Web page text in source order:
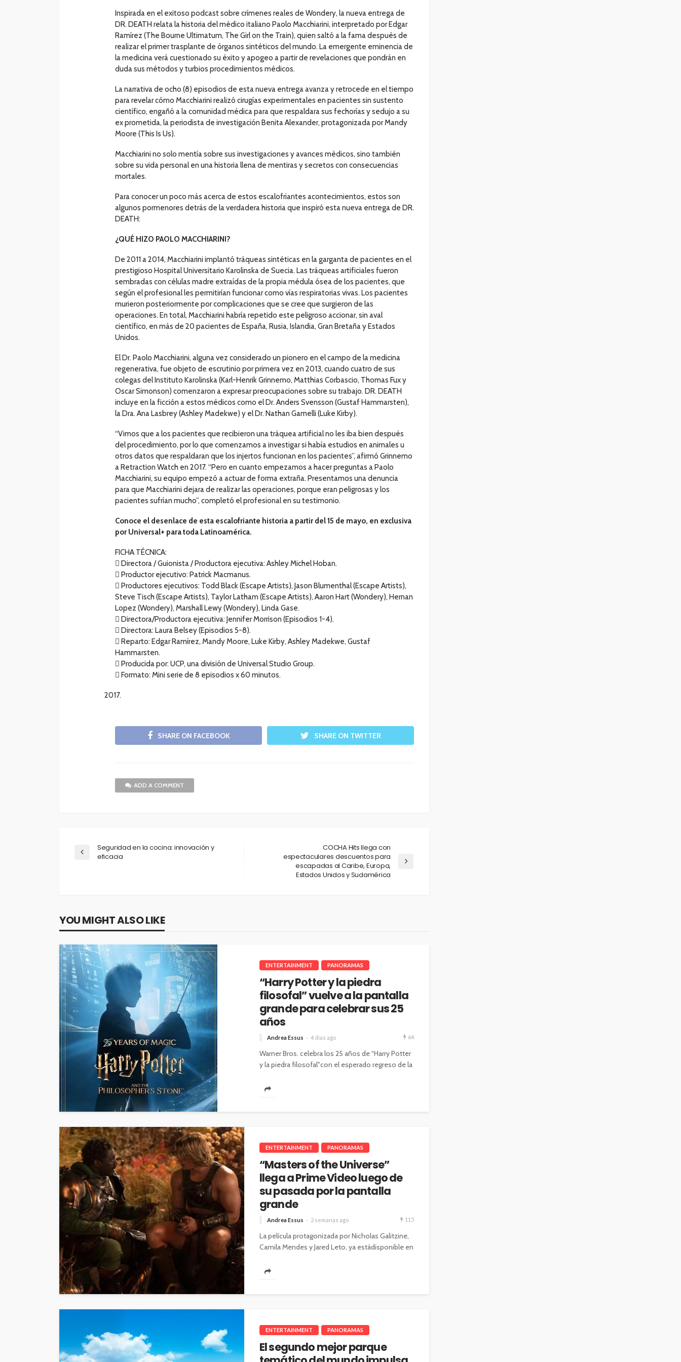
Inspirada en el exitoso podcast sobre crímenes reales de Wondery, la nueva entrega de
DR. DEATH relata la historia del médico italiano Paolo Macchiarini, interpretado por Edgar
Ramírez (The Bourne Ultimatum, The Girl on the Train), quien saltó a la fama después de
realizar el primer trasplante de órganos sintéticos del mundo. La emergente eminencia de
la medicina verá cuestionado su éxito y apogeo a partir de revelaciones que pondrán en
duda sus métodos y turbios procedimientos médicos.
La narrativa de ocho (8) episodios de esta nueva entrega avanza y retrocede en el tiempo
para revelar cómo Macchiarini realizó cirugías experimentales en pacientes sin sustento
científico, engañó a la comunidad médica para que respaldara sus fechorías y sedujo a su
ex prometida, la periodista de investigación Benita Alexander, protagonizada por Mandy
Moore (This Is Us).
Macchiarini no solo mentía sobre sus investigaciones y avances médicos, sino también
sobre su vida personal en una historia llena de mentiras y secretos con consecuencias
mortales.
Para conocer un poco más acerca de estos escalofriantes acontecimientos, estos son
algunos pormenores detrás de la verdadera historia que inspiró esta nueva entrega de DR.
DEATH:
¿QUÉ HIZO PAOLO MACCHIARINI?
De 2011 a 2014, Macchiarini implantó tráqueas sintéticas en la garganta de pacientes en el
prestigioso Hospital Universitario Karolinska de Suecia. Las tráqueas artificiales fueron
sembradas con células madre extraídas de la propia médula ósea de los pacientes, que
según el profesional les permitirían funcionar como vías respiratorias vivas. Los pacientes
murieron posteriormente por complicaciones que se cree que surgieron de las
operaciones. En total, Macchiarini habría repetido este peligroso accionar, sin aval
científico, en más de 20 pacientes de España, Rusia, Islandia, Gran Bretaña y Estados
Unidos.
El Dr. Paolo Macchiarini, alguna vez considerado un pionero en el campo de la medicina
regenerativa, fue objeto de escrutinio por primera vez en 2013, cuando cuatro de sus
colegas del Instituto Karolinska (Karl-Henrik Grinnemo, Matthias Corbascio, Thomas Fux y
Oscar Simonson) comenzaron a expresar preocupaciones sobre su trabajo. DR. DEATH
incluye en la ficción a estos médicos como el Dr. Anders Svensson (Gustaf Hammarsten),
la Dra. Ana Lasbrey (Ashley Madekwe) y el Dr. Nathan Gamelli (Luke Kirby).
“Vimos que a los pacientes que recibieron una tráquea artificial no les iba bien después
del procedimiento, por lo que comenzamos a investigar si había estudios en animales u
otros datos que respaldaran que los injertos funcionan en los pacientes”, afirmó Grinnemo
a Retraction Watch en 2017. “Pero en cuanto empezamos a hacer preguntas a Paolo
Macchiarini, su equipo empezó a actuar de forma extraña. Presentamos una denuncia
para que Macchiarini dejara de realizar las operaciones, porque eran peligrosas y los
pacientes sufrían mucho”, completó el profesional en su testimonio.
Conoce el desenlace de esta escalofriante historia a partir del 15 de mayo, en exclusiva
por Universal+ para toda Latinoamérica.
FICHA TÉCNICA:
 Directora / Guionista / Productora ejecutiva: Ashley Michel Hoban.
 Productor ejecutivo: Patrick Macmanus.
 Productores ejecutivos: Todd Black (Escape Artists), Jason Blumenthal (Escape Artists),
Steve Tisch (Escape Artists), Taylor Latham (Escape Artists), Aaron Hart (Wondery), Hernan
Lopez (Wondery), Marshall Lewy (Wondery), Linda Gase.
 Directora/Productora ejecutiva: Jennifer Morrison (Episodios 1-4).
 Directora: Laura Belsey (Episodios 5-8).
 Reparto: Edgar Ramírez, Mandy Moore, Luke Kirby, Ashley Madekwe, Gustaf
Hammarsten.
 Producida por: UCP, una división de Universal Studio Group.
 Formato: Mini serie de 8 episodios x 60 minutos.
SHARE ON FACEBOOK SHARE ON TWITTER
ADD A COMMENT
Seguridad en la cocina: innovación y
eficacia
COCHA Hits llega con
espectaculares descuentos para
escapadas al Caribe, Europa,
Estados Unidos y Sudamérica
YOU MIGHT ALSO LIKE
ENTERTAINMENT PANORAMAS
“Harry Potter y la piedra
filosofal” vuelve a la pantalla
grande para celebrar sus 25
años
Andrea Essus 4 días ago 64
Warner Bros. celebra los 25 años de “Harry Potter
y la piedra filosofal"con el esperado regreso de la
ENTERTAINMENT PANORAMAS
“Masters of the Universe”
llega a Prime Video luego de
su pasada por la pantalla
grande
Andrea Essus 2 semanas ago 115
La película protagonizada por Nicholas Galitzine,
Camila Mendes y Jared Leto, ya estádisponible en
ENTERTAINMENT PANORAMAS
El segundo mejor parque